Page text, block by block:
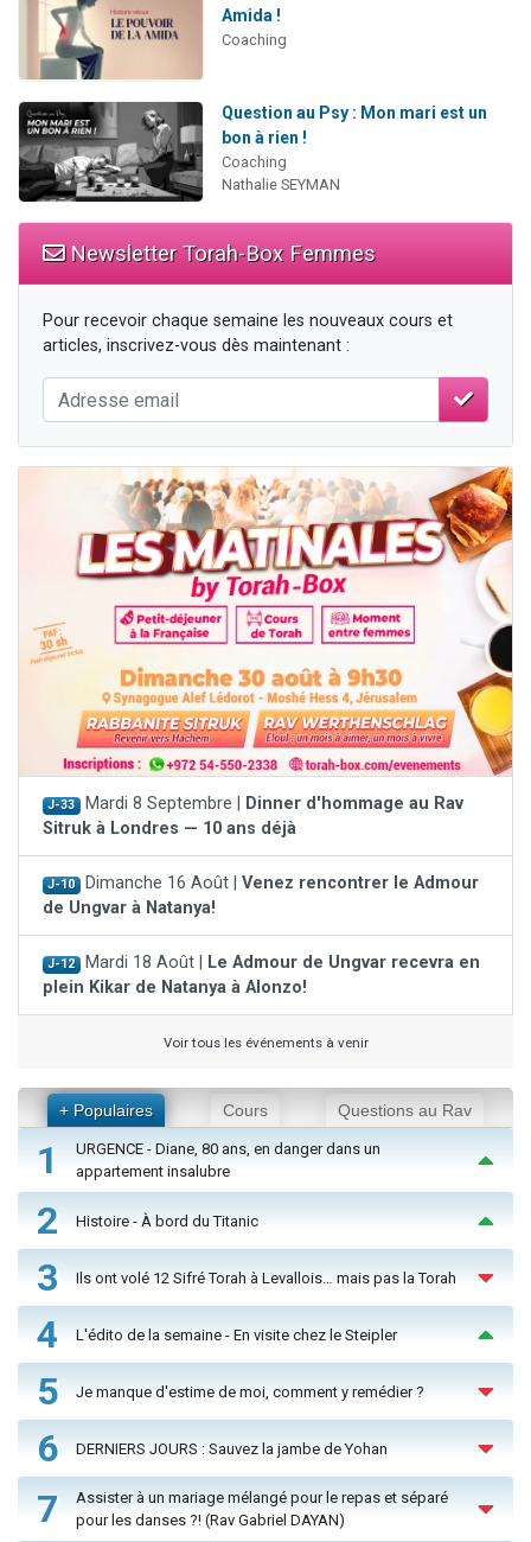
Amida !
Coaching
Question au Psy : Mon mari est un
bon à rien !
Coaching
Nathalie SEYMAN
Newsletter Torah-Box Femmes
Pour recevoir chaque semaine les nouveaux cours et
articles, inscrivez-vous dès maintenant :
J-33 Mardi 8 Septembre |
Dinner d'hommage au Rav
Sitruk à Londres — 10 ans déjà
J-10 Dimanche 16 Août | Venez rencontrer le Admour
de Ungvar à Natanya!
J-12 Mardi 18 Août |
Le Admour de Ungvar recevra en
plein Kikar de Natanya à Alonzo!
Voir tous les événements à venir
+ Populaires Cours Questions au Rav
1
URGENCE - Diane, 80 ans, en danger dans un
appartement insalubre
2 Histoire - À bord du Titanic
3 Ils ont volé 12 Sifré Torah à Levallois… mais pas la Torah
4 L'édito de la semaine - En visite chez le Steipler
5 Je manque d'estime de moi, comment y remédier ?
6 DERNIERS JOURS : Sauvez la jambe de Yohan
7
Assister à un mariage mélangé pour le repas et séparé
pour les danses ?! (Rav Gabriel DAYAN)